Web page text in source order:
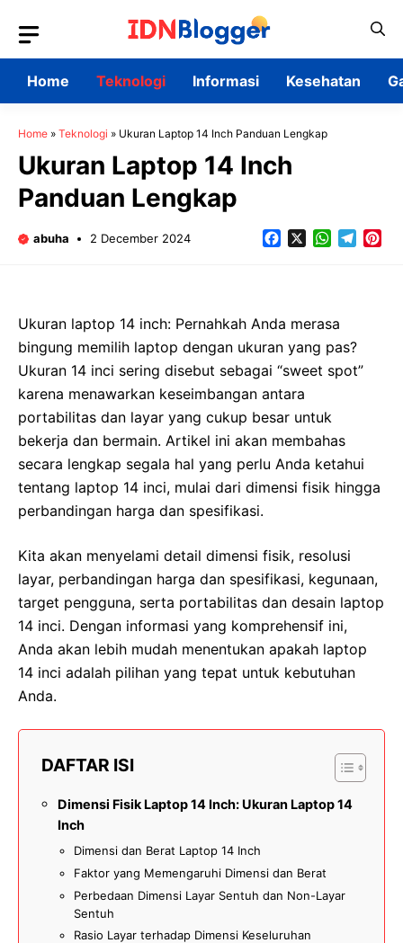
content
Home
Teknologi Informasi Kesehatan
Home » Teknologi » Ukuran Laptop 14 Inch Panduan Lengkap
Ukuran Laptop 14 Inch
Panduan Lengkap
abuha 2 December 2024 FacebookWhatsApp
Ukuran laptop 14 inch: Pernahkah Anda merasa
bingung memilih laptop dengan ukuran yang pas?
Ukuran 14 inci sering disebut sebagai “sweet spot”
karena menawarkan keseimbangan antara
portabilitas dan layar yang cukup besar untuk
bekerja dan bermain. Artikel ini akan membahas
secara lengkap segala hal yang perlu Anda ketahui
tentang laptop 14 inci, mulai dari dimensi fisik hingga
perbandingan harga dan spesifikasi.
Kita akan menyelami detail dimensi fisik, resolusi
layar, perbandingan harga dan spesifikasi, kegunaan,
target pengguna, serta portabilitas dan desain laptop
14 inci. Dengan informasi yang komprehensif ini,
Anda akan lebih mudah menentukan apakah laptop
14 inci adalah pilihan yang tepat untuk kebutuhan
Anda.
DAFTAR ISI
Dimensi Fisik Laptop 14 Inch: Ukuran Laptop 14
Inch
Dimensi dan Berat Laptop 14 Inch
Faktor yang Memengaruhi Dimensi dan Berat
Perbedaan Dimensi Layar Sentuh dan Non-Layar
Sentuh
Rasio Layar terhadap Dimensi Keseluruhan